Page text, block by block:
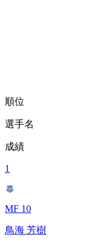
順位
選手名
成績
1
MF 10
鳥海 芳樹